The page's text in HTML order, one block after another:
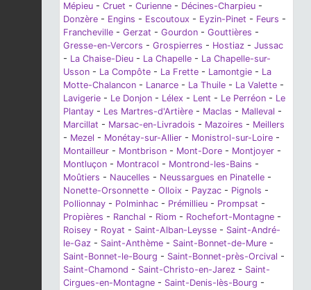
Mépieu - Cruet - Curienne - Décines-Charpieu -
Donzère - Engins - Escoutoux - Eyzin-Pinet - Feurs -
Francheville - Gerzat - Gourdon - Gouttières -
Gresse-en-Vercors - Grospierres - Hostiaz - Jussac
- La Chaise-Dieu - La Chapelle - La Chapelle-sur-
Usson - La Compôte - La Frette - Lamontgie - La
Motte-Chalancon - Lanarce - La Thuile - La Valette -
Lavigerie - Le Donjon - Lélex - Lent - Le Perréon - Le
Plantay - Les Martres-d'Artière - Maclas - Malleval -
Marcillat - Marsac-en-Livradois - Mazoires - Meillers
- Mezel - Monétay-sur-Allier - Monistrol-sur-Loire -
Montailleur - Montbrison - Mont-Dore - Montjoyer -
Montluçon - Montracol - Montrond-les-Bains -
Moûtiers - Naucelles - Neussargues en Pinatelle -
Nonette-Orsonnette - Olloix - Payzac - Pignols -
Pollionnay - Polminhac - Prémillieu - Prompsat -
Propières - Ranchal - Riom - Rochefort-Montagne -
Roisey - Royat - Saint-Alban-Leysse - Saint-André-
le-Gaz - Saint-Anthème - Saint-Bonnet-de-Mure -
Saint-Bonnet-le-Bourg - Saint-Bonnet-près-Orcival -
Saint-Chamond - Saint-Christo-en-Jarez - Saint-
Cirgues-en-Montagne - Saint-Denis-lès-Bourg -